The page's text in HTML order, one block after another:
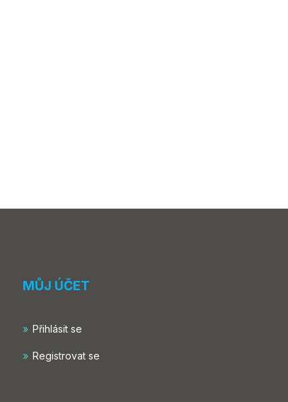
MŮJ ÚČET
Přihlásit se
Registrovat se